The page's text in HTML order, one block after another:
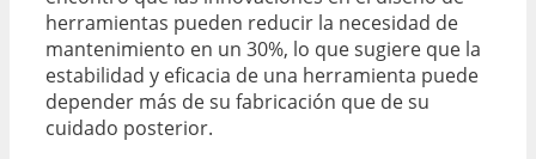
herramientas pueden reducir la necesidad de
mantenimiento en un 30%, lo que sugiere que la
estabilidad y eficacia de una herramienta puede
depender más de su fabricación que de su
cuidado posterior.